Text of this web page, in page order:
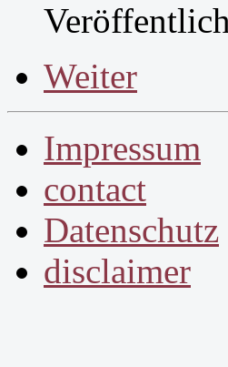
Weiter
Impressum
contact
Datenschutz
disclaimer